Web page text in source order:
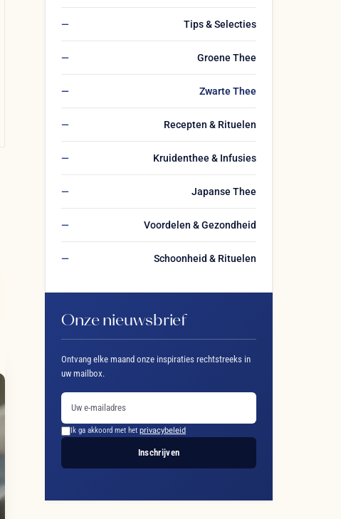
Tips & Selecties
Groene Thee
Zwarte Thee
Recepten & Rituelen
Kruidenthee & Infusies
Japanse Thee
Voordelen & Gezondheid
Schoonheid & Rituelen
Onze nieuwsbrief
Ontvang elke maand onze inspiraties rechtstreeks in
uw mailbox.
Ik ga akkoord met het privacybeleid
Inschrijven